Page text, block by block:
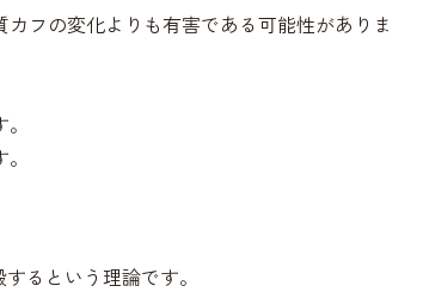
フの変化よりも有害である可能性がありま
るという理論です。